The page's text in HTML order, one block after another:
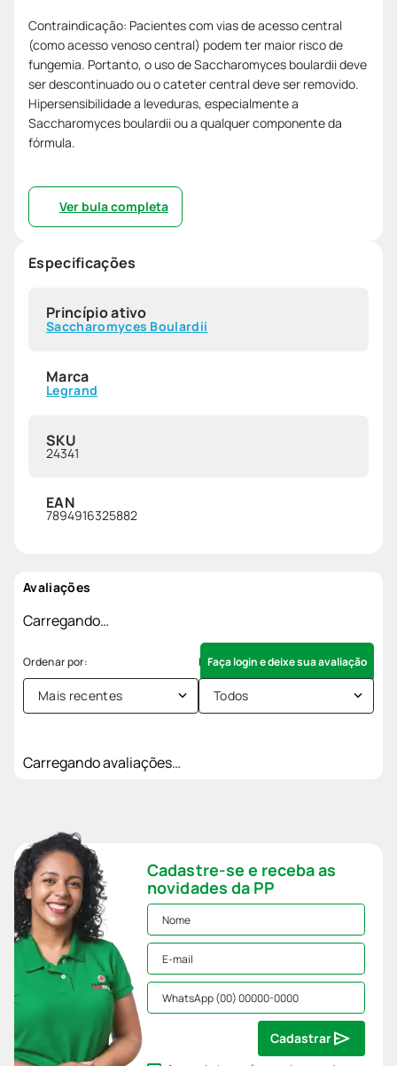
Contraindicação: Pacientes com vias de acesso central
(como acesso venoso central) podem ter maior risco de
fungemia. Portanto, o uso de Saccharomyces boulardii deve
ser descontinuado ou o cateter central deve ser removido.
Hipersensibilidade a leveduras, especialmente a
Saccharomyces boulardii ou a qualquer componente da
fórmula.
Ver bula completa
Especificações
Princípio ativo
Saccharomyces Boulardii
Marca
Legrand
SKU
24341
EAN
7894916325882
Avaliações
Carregando…
Faça login e deixe sua avaliação
Mais recentes Todos
Carregando avaliações…
Cadastre-se e receba as
novidades da PP
Cadastrar